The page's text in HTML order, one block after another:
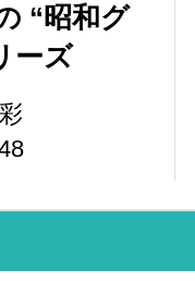
“昭和グ
ーズ
彩